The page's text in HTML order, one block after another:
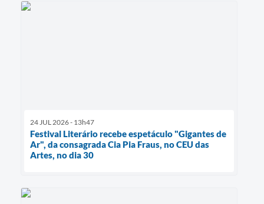
24 JUL 2026 - 13h47
Festival Literário recebe espetáculo "Gigantes de
Ar", da consagrada Cia Pia Fraus, no CEU das
Artes, no dia 30